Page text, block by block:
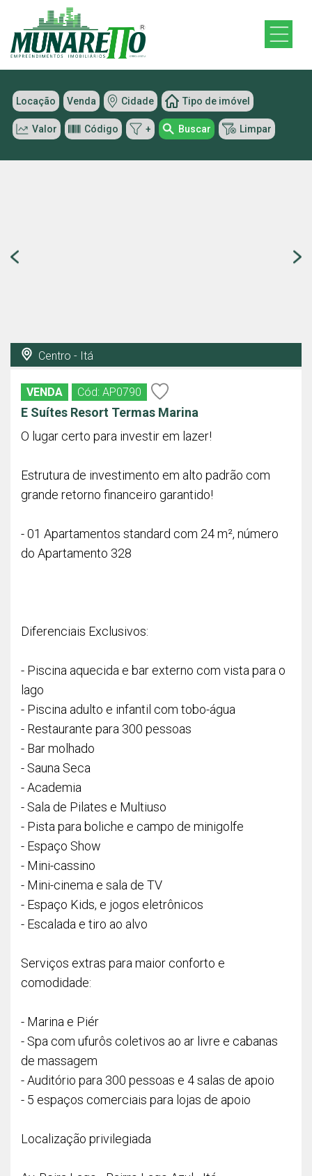
Locação Venda Cidade Tipo de imóvel
Valor Código + Buscar Limpar
Centro - Itá
VENDA Cód: AP0790
E Suítes Resort Termas Marina
O lugar certo para investir em lazer!
Estrutura de investimento em alto padrão com
grande retorno financeiro garantido!
- 01 Apartamentos standard com 24 m², número
do Apartamento 328
Diferenciais Exclusivos:
- Piscina aquecida e bar externo com vista para o
lago
- Piscina adulto e infantil com tobo-água
- Restaurante para 300 pessoas
- Bar molhado
- Sauna Seca
- Academia
- Sala de Pilates e Multiuso
- Pista para boliche e campo de minigolfe
- Espaço Show
- Mini-cassino
- Mini-cinema e sala de TV
- Espaço Kids, e jogos eletrônicos
- Escalada e tiro ao alvo
Serviços extras para maior conforto e
comodidade:
- Marina e Piér
- Spa com ufurôs coletivos ao ar livre e cabanas
de massagem
- Auditório para 300 pessoas e 4 salas de apoio
- 5 espaços comerciais para lojas de apoio
Localização privilegiada